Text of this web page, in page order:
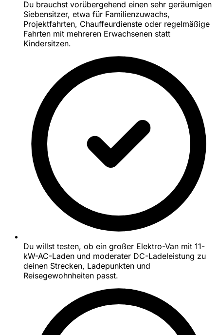
Du brauchst vorübergehend einen sehr geräumigen
Siebensitzer, etwa für Familienzuwachs,
Projektfahrten, Chauffeurdienste oder regelmäßige
Fahrten mit mehreren Erwachsenen statt
Kindersitzen.
Du willst testen, ob ein großer Elektro-Van mit 11-
kW-AC-Laden und moderater DC-Ladeleistung zu
deinen Strecken, Ladepunkten und
Reisegewohnheiten passt.